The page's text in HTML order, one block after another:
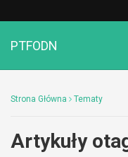
PTFODN
Strona Główna Tematy
Artykuły